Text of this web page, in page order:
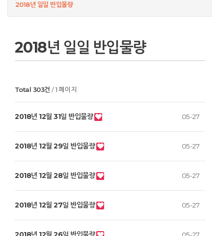
2018년 일일 반입물량
2018년 일일 반입물량
Total 303건 1 페이지
2018년 12월 31일 반입물량 05-27
2018년 12월 29일 반입물량 05-27
2018년 12월 28일 반입물량 05-27
2018년 12월 27일 반입물량 05-27